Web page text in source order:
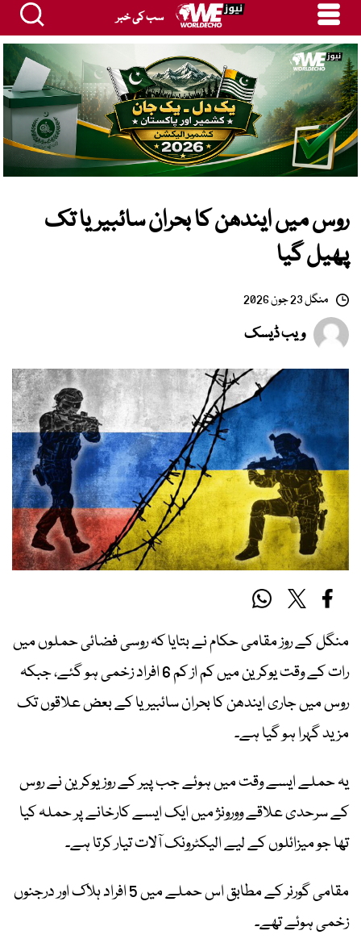
سب کی خبر
روس میں ایندھن کا بحران سائبیریا تک
پھیل گیا
منگل 23 جون 2026
ویب ڈیسک
منگل کے روز مقامی حکام نے بتایا کہ روسی فضائی حملوں میں
رات کے وقت یوکرین میں کم از کم 6 افراد زخمی ہو گئے، جبکہ
روس میں جاری ایندھن کا بحران سائبیریا کے بعض علاقوں تک
مزید گہرا ہو گیا ہے۔
یہ حملے ایسے وقت میں ہوئے جب پیر کے روز یوکرین نے روس
کے سرحدی علاقے وورونژ میں ایک ایسے کارخانے پر حملہ کیا
تھا جو میزائلوں کے لیے الیکٹرونک آلات تیار کرتا ہے۔
مقامی گورنر کے مطابق اس حملے میں 5 افراد ہلاک اور درجنوں
زخمی ہوئے تھے۔